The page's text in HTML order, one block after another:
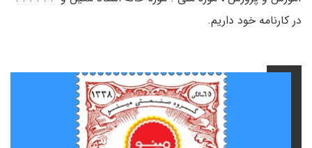
در کارنامه خود داریم.